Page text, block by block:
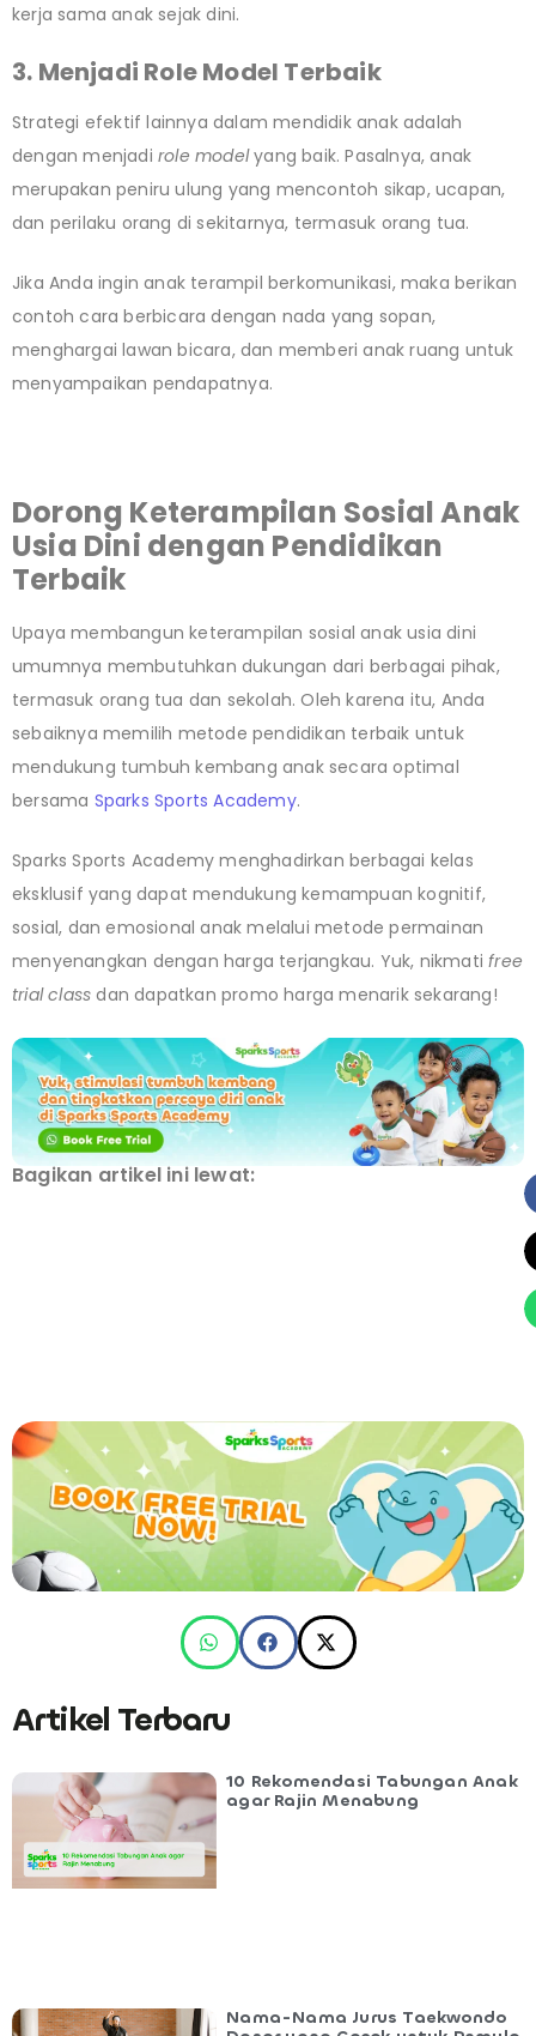
kerja sama anak sejak dini.
3. Menjadi Role Model Terbaik
Strategi efektif lainnya dalam mendidik anak adalah
dengan menjadi role modelyang baik. Pasalnya, anak
merupakan peniru ulung yang mencontoh sikap, ucapan,
dan perilaku orang di sekitarnya, termasuk orang tua.
Jika Anda ingin anak terampil berkomunikasi, maka berikan
contoh cara berbicara dengan nada yang sopan,
menghargai lawan bicara, dan memberi anak ruang untuk
menyampaikan pendapatnya.
Dorong Keterampilan Sosial Anak
Usia Dini dengan Pendidikan
Terbaik
Upaya membangun keterampilan sosial anak usia dini
umumnya membutuhkan dukungan dari berbagai pihak,
termasuk orang tua dan sekolah. Oleh karena itu, Anda
sebaiknya memilih metode pendidikan terbaik untuk
mendukung tumbuh kembang anak secara optimal
bersama Sparks Sports Academy.
Sparks Sports Academy menghadirkan berbagai kelas
eksklusif yang dapat mendukung kemampuan kognitif,
sosial, dan emosional anak melalui metode permainan
menyenangkan dengan harga terjangkau. Yuk, nikmatifree
trial class dan dapatkan promo harga menarik sekarang!
Bagikan artikel ini lewat:
Artikel Terbaru
10 Rekomendasi Tabungan Anak
agar Rajin Menabung
Nama-Nama Jurus Taekwondo